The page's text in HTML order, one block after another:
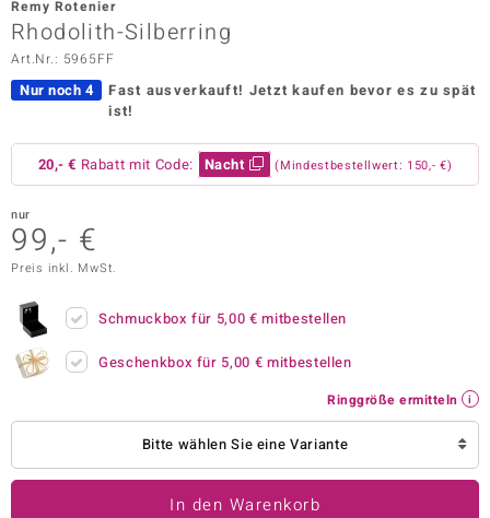
Vogue
Paraíso
Collection
BY DE MELO
Remy Rotenier
Rhodolith-Silberring
Art.Nr.: 5965FF
Nur noch 4 Fast ausverkauft! Jetzt kaufen bevor es zu spät
ist!
20,- € Rabatt mit Code: Nacht (Mindestbestellwert: 150,- €)
nur
99,- €
Preis inkl. MwSt.
Schmuckbox für 5,00 € mitbestellen
Geschenkbox für 5,00 € mitbestellen
Ringgröße ermitteln
Bitte wählen Sie eine Variante
In den Warenkorb